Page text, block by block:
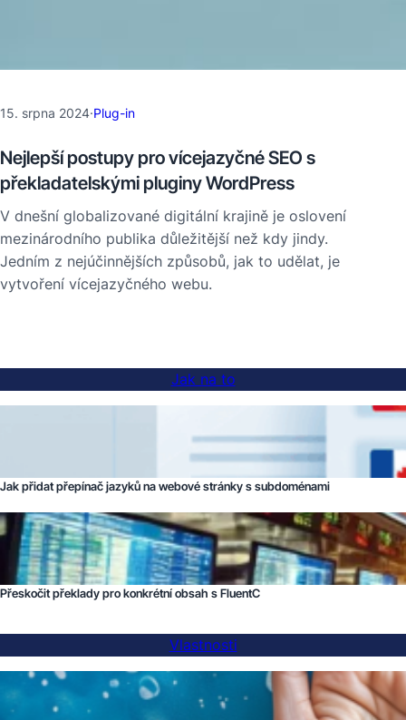
15. srpna 2024·Plug-in
Nejlepší postupy pro vícejazyčné SEO s
překladatelskými pluginy WordPress
V dnešní globalizované digitální krajině je oslovení
mezinárodního publika důležitější než kdy jindy.
Jedním z nejúčinnějších způsobů, jak to udělat, je
vytvoření vícejazyčného webu.
Jak na to
Jak přidat přepínač jazyků na webové stránky s subdoménami
Přeskočit překlady pro konkrétní obsah s FluentC
Vlastnosti